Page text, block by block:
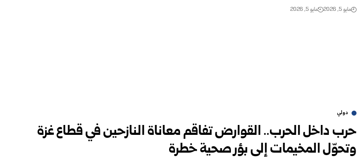
مايو 5, 2026 مايو 5, 2026
دولي
حرب داخل الحرب.. القوارض تفاقم معاناة النازحين في قطاع غزة
وتحوّل المخيمات إلى بؤر صحية خطرة